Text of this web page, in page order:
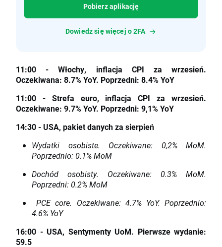
Pobierz aplikację
Dowiedz się więcej o 2FA
11:00 - Włochy, inflacja CPI za wrzesień.
Oczekiwana: 8.7% YoY. Poprzedni: 8.4% YoY
11:00 - Strefa euro, inflacja CPI za wrzesień.
Oczekiwane: 9.7% YoY. Poprzedni: 9,1% YoY
14:30 - USA, pakiet danych za sierpień
Wydatki osobiste. Oczekiwane: 0,2% MoM.
Poprzednio: 0.1% MoM
Dochód osobisty. Oczekiwane: 0.3% MoM.
Poprzedni: 0.2% MoM
PCE core. Oczekiwane: 4.7% YoY. Poprzednio:
4.6% YoY
16:00 - USA, Sentymenty UoM. Pierwsze wydanie:
59.5